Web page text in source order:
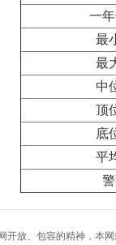
一
最
最
中
顶
底
平
开放、包容的精神，本